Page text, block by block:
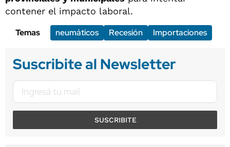
contener el impacto laboral.
Temas
neumáticos Recesión Importaciones
Suscribite al Newsletter
SUSCRIBITE